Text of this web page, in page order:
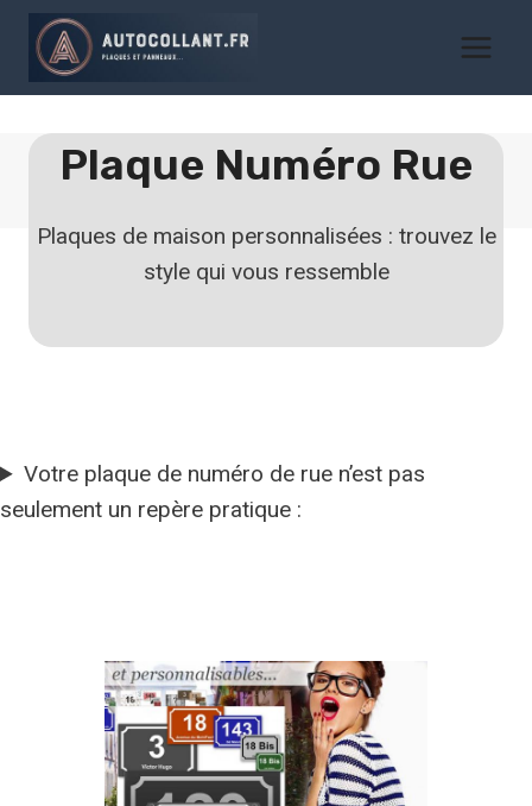
Aller
contenu
Plaque Numéro Rue
Plaques de maison personnalisées : trouvez le
style qui vous ressemble
Votre plaque de numéro de rue n’est pas
seulement un repère pratique :